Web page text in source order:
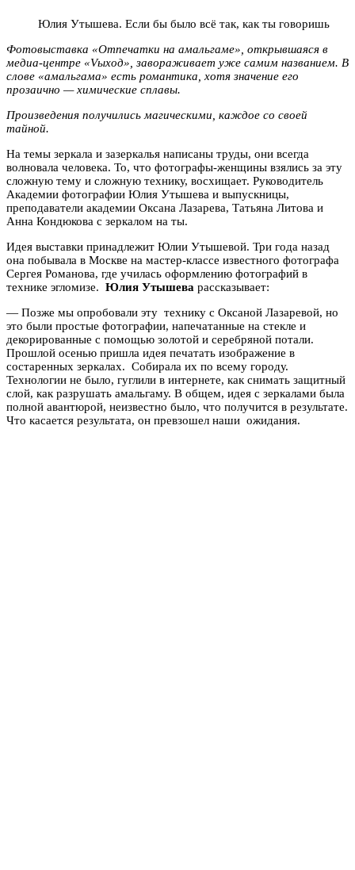
Юлия Утышева. Если бы было всё так, как ты говоришь
Фотовыставка «Отпечатки на амальгаме», открывшаяся в
медиа-центре «Vыход», завораживает уже самим названием. В
слове «амальгама» есть романтика, хотя значение его
прозаично — химические сплавы.
Произведения получились магическими, каждое со своей
тайной.
На темы зеркала и зазеркалья написаны труды, они всегда
волновала человека. То, что фотографы-женщины взялись за эту
сложную тему и сложную технику, восхищает. Руководитель
Академии фотографии Юлия Утышева и выпускницы,
преподаватели академии Оксана Лазарева, Татьяна Литова и
Анна Кондюкова с зеркалом на ты.
Идея выставки принадлежит Юлии Утышевой. Три года назад
она побывала в Москве на мастер-классе известного фотографа
Сергея Романова, где училась оформлению фотографий в
технике эгломизе. Юлия Утышева рассказывает:
— Позже мы опробовали эту технику с Оксаной Лазаревой, но
это были простые фотографии, напечатанные на стекле и
декорированные с помощью золотой и серебряной потали.
Прошлой осенью пришла идея печатать изображение в
состаренных зеркалах. Собирала их по всему городу.
Технологии не было, гуглили в интернете, как снимать защитный
слой, как разрушать амальгаму. В общем, идея с зеркалами была
полной авантюрой, неизвестно было, что получится в результате.
Что касается результата, он превзошел наши ожидания.